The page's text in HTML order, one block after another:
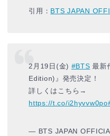
引用： BTS JAPAN
2月19日(金) #BTS 最新
Edition)』発売決定！
詳しくはこちら→
https://t.co/i2hyvvw0po
— BTS JAPAN